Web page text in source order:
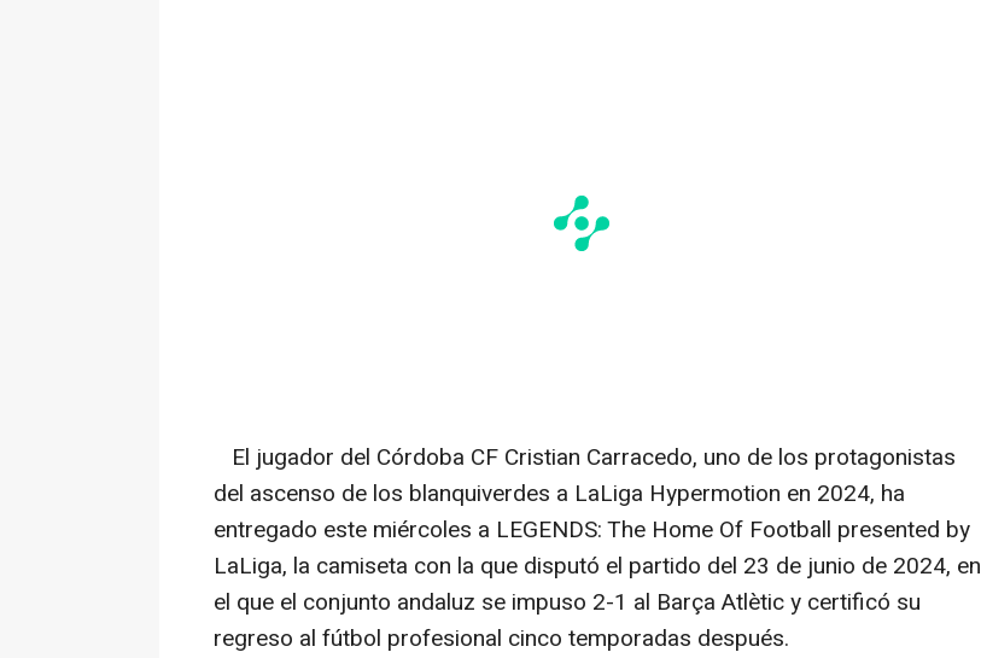
El jugador del Córdoba CF Cristian Carracedo, uno de los protagonistas
del ascenso de los blanquiverdes a LaLiga Hypermotion en 2024, ha
entregado este miércoles a LEGENDS: The Home Of Football presented by
LaLiga, la camiseta con la que disputó el partido del 23 de junio de 2024, en
el que el conjunto andaluz se impuso 2-1 al Barça Atlètic y certificó su
regreso al fútbol profesional cinco temporadas después.